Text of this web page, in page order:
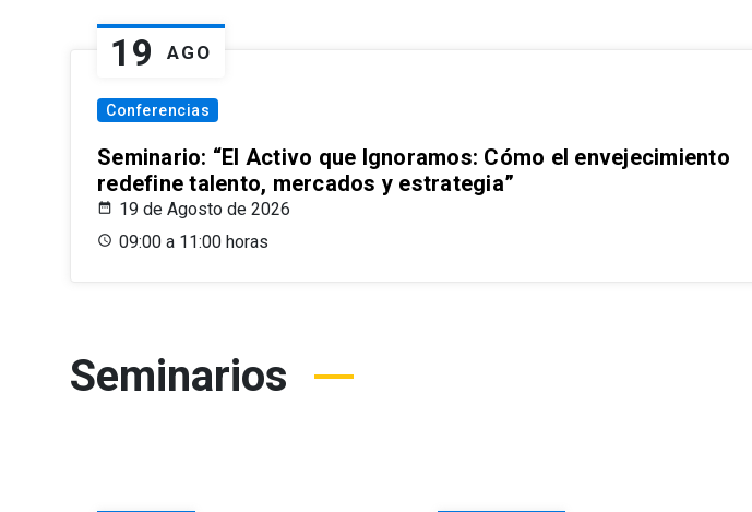
19 AGO
Conferencias
Seminario: “El Activo que Ignoramos: Cómo el envejecimiento
redefine talento, mercados y estrategia”
19 de Agosto de 2026
09:00 a 11:00 horas
Seminarios